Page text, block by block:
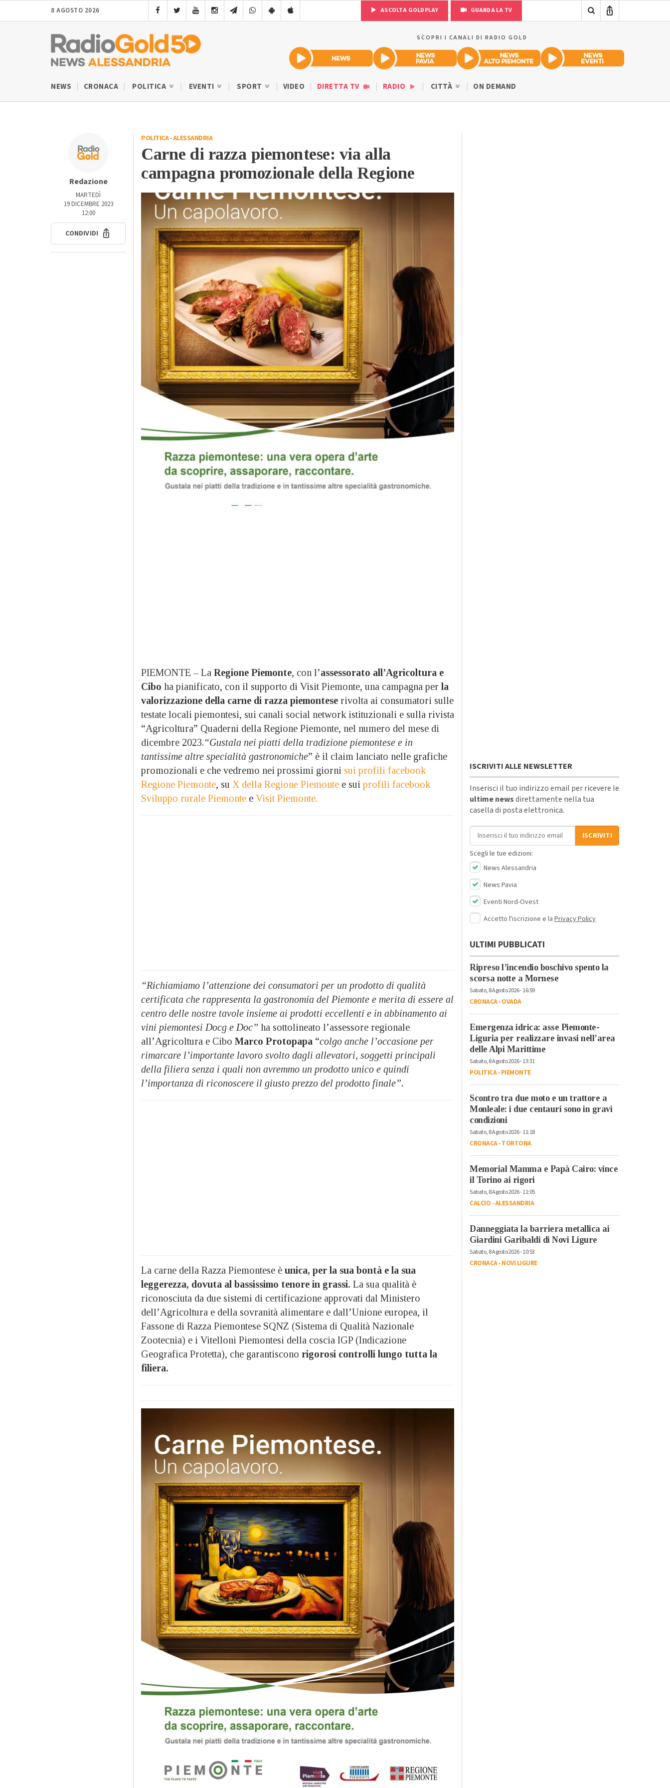
8 AGOSTO 2026 ASCOLTA GOLDPLAY GUARDA LA TV
SCOPRI I CANALI DI RADIO GOLD
NEWS CRONACA POLITICA EVENTI SPORT VIDEO DIRETTA TV RADIO CITTÀ ON DEMAND
Redazione
MARTEDÌ
19 DICEMBRE 2023
12:00
CONDIVIDI
POLITICA-ALESSANDRIA
Carne di razza piemontese: via alla
campagna promozionale della Regione
PIEMONTE – La Regione Piemonte, con l’assessorato all’Agricoltura e
Cibo ha pianificato, con il supporto di Visit Piemonte, una campagna per la
valorizzazione della carne di razza piemontese rivolta ai consumatori sulle
testate locali piemontesi, sui canali social network istituzionali e sulla rivista
“Agricoltura” Quaderni della Regione Piemonte, nel numero del mese di
dicembre 2023.“Gustala nei piatti della tradizione piemontese e in
tantissime altre specialità gastronomiche” è il claim lanciato nelle grafiche
promozionali e che vedremo nei prossimi giorni sui profili facebook
Regione Piemonte, su X della Regione Piemonte e sui profili facebook
Sviluppo rurale Piemonte e Visit Piemonte.
“Richiamiamo l’attenzione dei consumatori per un prodotto di qualità
certificata che rappresenta la gastronomia del Piemonte e merita di essere al
centro delle nostre tavole insieme ai prodotti eccellenti e in abbinamento ai
vini piemontesi Docg e Doc” ha sottolineato l’assessore regionale
all’Agricoltura e Cibo Marco Protopapa “colgo anche l’occasione per
rimarcare l’importante lavoro svolto dagli allevatori, soggetti principali
della filiera senza i quali non avremmo un prodotto unico e quindi
l’importanza di riconoscere il giusto prezzo del prodotto finale”.
La carne della Razza Piemontese è unica, per la sua bontà e la sua
leggerezza, dovuta al bassissimo tenore in grassi. La sua qualità è
riconosciuta da due sistemi di certificazione approvati dal Ministero
dell’Agricoltura e della sovranità alimentare e dall’Unione europea, il
Fassone di Razza Piemontese SQNZ (Sistema di Qualità Nazionale
Zootecnia) e i Vitelloni Piemontesi della coscia IGP (Indicazione
Geografica Protetta), che garantiscono rigorosi controlli lungo tutta la
filiera.
ISCRIVITI ALLE NEWSLETTER
Inserisci il tuo indirizzo email per ricevere le
ultime newsdirettamente nella tua
casella di posta elettronica.
Indirizzo email
ISCRIVITI
Scegli le tue edizioni:
News Alessandria
News Pavia
Eventi Nord-Ovest
Accetto l'iscrizione e la Privacy Policy
ULTIMI PUBBLICATI
Ripreso l’incendio boschivo spento la
scorsa notte a Mornese
Sabato, 8 Agosto 2026 - 16:59
CRONACA-OVADA
Emergenza idrica: asse Piemonte-
Liguria per realizzare invasi nell’area
delle Alpi Marittime
Sabato, 8 Agosto 2026 - 13:31
POLITICA-PIEMONTE
Scontro tra due moto e un trattore a
Monleale: i due centauri sono in gravi
condizioni
Sabato, 8 Agosto 2026 - 11:18
CRONACA-TORTONA
Memorial Mamma e Papà Cairo: vince
il Torino ai rigori
Sabato, 8 Agosto 2026 - 11:05
CALCIO-ALESSANDRIA
Danneggiata la barriera metallica ai
Giardini Garibaldi di Novi Ligure
Sabato, 8 Agosto 2026 - 10:53
CRONACA-NOVI LIGURE